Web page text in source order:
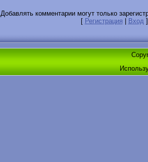
Добавлять комментарии могут только
[ Регистрация Вход]